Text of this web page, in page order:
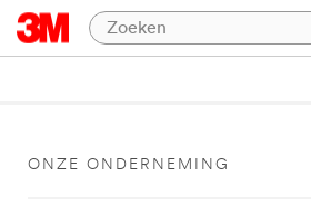
ONZE ONDERNEMING